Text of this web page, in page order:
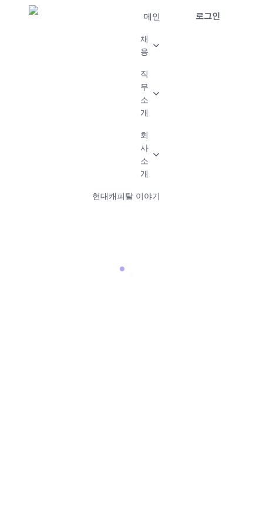
메인
채
용
직
무
소
개
회
사
소
개
현대캐피탈 이야기
로그인